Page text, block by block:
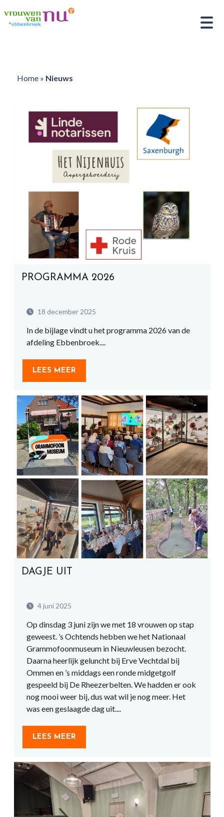
Home» Nieuws
PROGRAMMA 2026
18 december 2025
In de bijlage vindt u het programma 2026 van de
afdeling Ebbenbroek....
LEES MEER
DAGJE UIT
4 juni 2025
Op dinsdag 3 juni zijn we met 18 vrouwen op stap
geweest. ’s Ochtends hebben we het Nationaal
Grammofoonmuseum in Nieuwleusen bezocht.
Daarna heerlijk geluncht bij Erve Vechtdal bij
Ommen en ’s middags een ronde midgetgolf
gespeeld bij De Rheezerbelten. We hadden er ook
nog mooi weer bij, dus wat wil je nog meer. Het
was een geslaagde dag uit....
LEES MEER